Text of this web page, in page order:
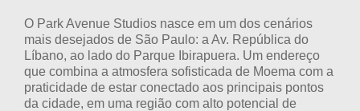
O Park Avenue Studios nasce em um dos cenários
mais desejados de São Paulo: a Av. República do
Líbano, ao lado do Parque Ibirapuera. Um endereço
que combina a atmosfera sofisticada de Moema com a
praticidade de estar conectado aos principais pontos
da cidade, em uma região com alto potencial de